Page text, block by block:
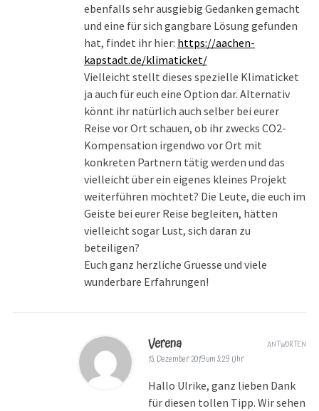
ebenfalls sehr ausgiebig Gedanken gemacht
und eine für sich gangbare Lösung gefunden
hat, findet ihr hier: https://aachen-
kapstadt.de/klimaticket/
Vielleicht stellt dieses spezielle Klimaticket
ja auch für euch eine Option dar. Alternativ
könnt ihr natürlich auch selber bei eurer
Reise vor Ort schauen, ob ihr zwecks CO2-
Kompensation irgendwo vor Ort mit
konkreten Partnern tätig werden und das
vielleicht über ein eigenes kleines Projekt
weiterführen möchtet? Die Leute, die euch im
Geiste bei eurer Reise begleiten, hätten
vielleicht sogar Lust, sich daran zu
beteiligen?
Euch ganz herzliche Gruesse und viele
wunderbare Erfahrungen!
Verena
15. Dezember 2019 um 5:29 Uhr
Hallo Ulrike, ganz lieben Dank
für diesen tollen Tipp. Wir sehen
ANTWORTEN